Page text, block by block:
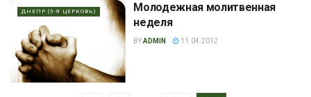
ДНЕПР (5-Я ЦЕРКОВЬ)
Молодежная молитвенная
неделя
BYADMIN 11.04.2012